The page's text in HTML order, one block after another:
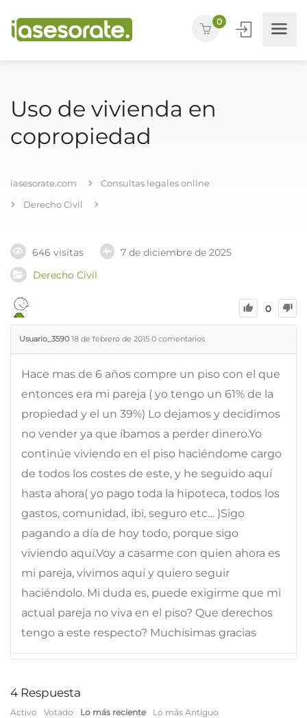
0
Uso de vivienda en
copropiedad
iasesorate.com
Consultas legales online
Derecho Civil
646 visitas
7 de diciembre de 2025
Derecho Civil
0
Usuario_3590 18 de febrero de 2015 0 comentarios
Hace mas de 6 años compre un piso con el que
entonces era mi pareja ( yo tengo un 61% de la
propiedad y el un 39%) Lo dejamos y decidimos
no vender ya que íbamos a perder dinero.Yo
continúe viviendo en el piso haciéndome cargo
de todos los costes de este, y he seguido aquí
hasta ahora( yo pago toda la hipoteca, todos los
gastos, comunidad, ibi, seguro etc… )Sigo
pagando a día de hoy todo, porque sigo
viviendo aquí.Voy a casarme con quien ahora es
mi pareja, vivimos aquí y quiero seguir
haciéndolo. Mi duda es, puede exigirme que mi
actual pareja no viva en el piso? Que derechos
tengo a este respecto? Muchísimas gracias
4 Respuesta
Activo Votado Lo más reciente Lo más Antiguo